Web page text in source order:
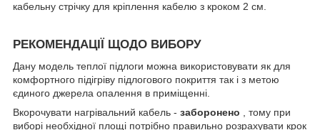
кабельну стрічку для кріплення кабелю з кроком 2 см.
РЕКОМЕНДАЦІЇ ЩОДО ВИБОРУ
Дану модель теплої підлоги можна використовувати як для
комфортного підігріву підлогового покриття так і з метою
єдиного джерела опалення в приміщенні.
Вкорочувати нагрівальний кабель - заборонено
, тому при
виборі необхідної площі потрібно правильно розрахувати крок